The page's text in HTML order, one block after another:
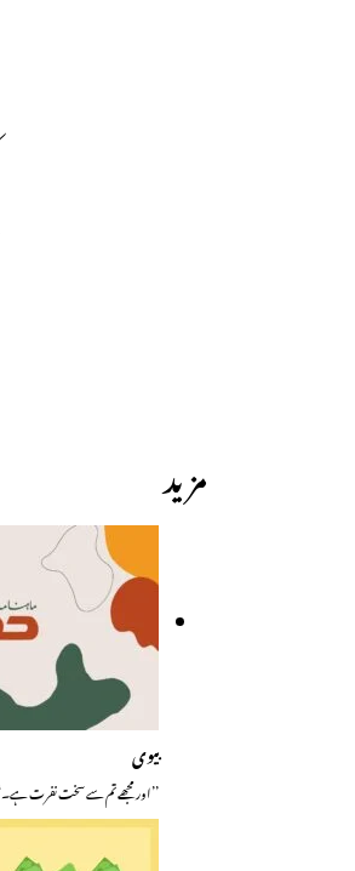
مزید
بیوی
’’اور مجھے تم سے سخت نفرت